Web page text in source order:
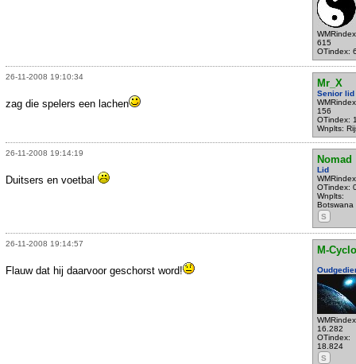
615
OTindex:
26-11-2008 19:10:34
Mr_X
Senior lid
156
OTindex:
Wnplts:
zag die spelers een lachen
26-11-2008 19:14:19
Nomad
Lid
OTindex:
Wnplts:
Botswana
S
Duitsers en voetbal
26-11-2008 19:14:57
M-
16.282
OTindex:
18.824
S
Flauw dat hij daarvoor geschorst word!